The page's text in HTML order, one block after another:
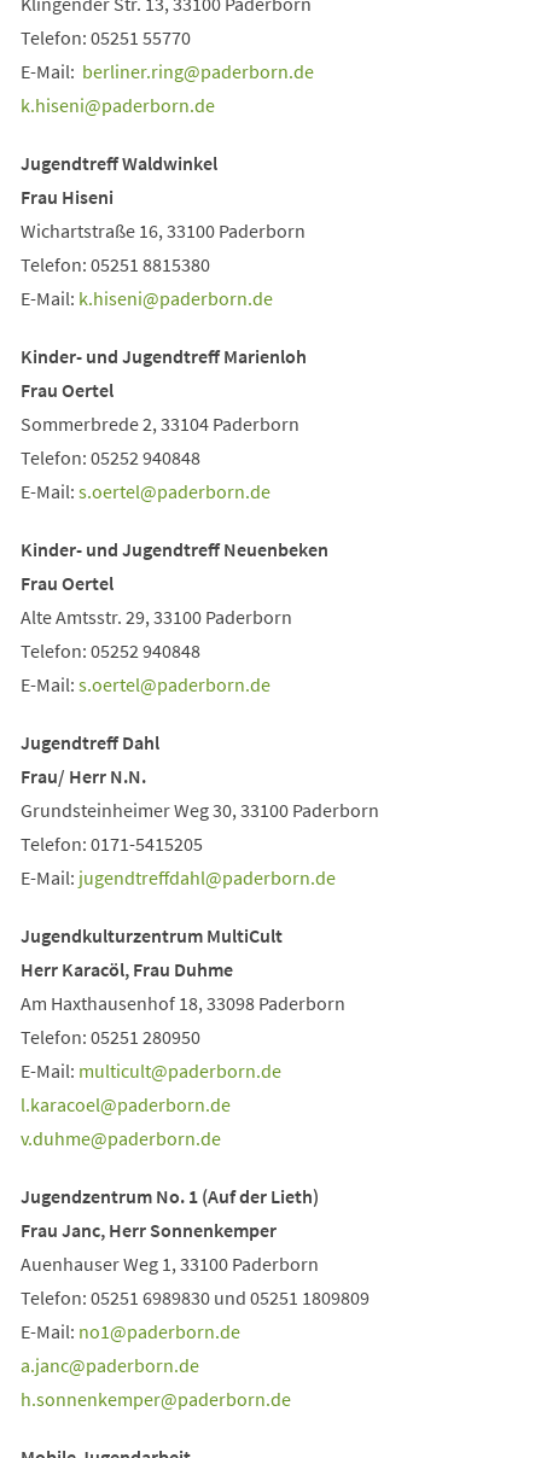
Telefon: 05251 55770
E-Mail: berliner.ring paderborn de
k.hiseni
paderborn de
Jugendtreff Waldwinkel
Frau Hiseni
Wichartstraße 16, 33100 Paderborn
Telefon: 05251 8815380
E-Mail: k.hiseni paderborn de
Kinder- und Jugendtreff Marienloh
Frau Oertel
Sommerbrede 2, 33104 Paderborn
Telefon: 05252 940848
E-Mail: s.oertel paderborn de
Kinder- und Jugendtreff Neuenbeken
Frau Oertel
Alte Amtsstr. 29, 33100 Paderborn
Telefon: 05252 940848
E-Mail: s.oertel paderborn de
Jugendtreff Dahl
Frau/ Herr N.N.
Grundsteinheimer Weg 30, 33100 Paderborn
Telefon: 0171-5415205
E-Mail: jugendtreffdahl paderborn de
Jugendkulturzentrum MultiCult
Herr Karacöl, Frau Duhme
Am Haxthausenhof 18, 33098 Paderborn
Telefon: 05251 280950
E-Mail: multicult paderborn de
l.karacoel
paderborn de
v.duhme
paderborn de
Jugendzentrum No. 1 (Auf der Lieth)
Frau Janc, Herr Sonnenkemper
Auenhauser Weg 1, 33100 Paderborn
Telefon: 05251 6989830 und 05251 1809809
E-Mail: no1 paderborn de
a.janc
paderborn de
h.sonnenkemper
paderborn de